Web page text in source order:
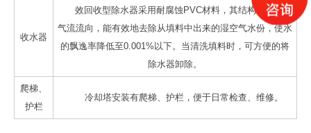
收水器
效回收型除水器采用耐腐蚀PVC材料，其结构通过改变
气流流向，能有效地去除从填料中出来的湿空气水份，使水
的飘逸率降低至0.001%以下。当清洗填料时，可方便的将
除水器卸除。
爬梯、
护栏
冷却塔安装有爬梯、护栏，便于日常检查、维修。